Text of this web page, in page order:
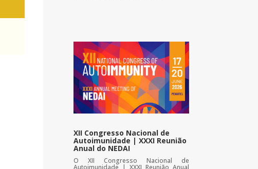
XII Congresso Nacional de
Autoimunidade | XXXI Reunião
Anual do NEDAI
O XII Congresso Nacional de
Autoimunidade | XXXI Reunião Anual